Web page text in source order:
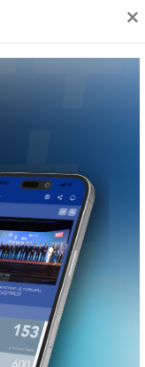
- Gürcistan
İş Konseyi
Türkiye - Rusya
×